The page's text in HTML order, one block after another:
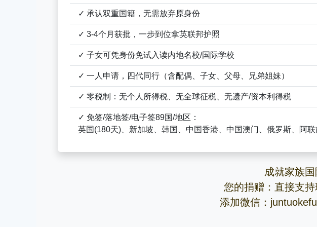
✓ 承认双重国籍，无需放弃原身份
✓ 3-4个月获批，一步到位拿英联邦护照
✓ 子女可凭身份免试入读内地名校/国际学校
✓ 一人申请，四代同行（含配偶、子女、父母、兄弟姐妹）
✓ 零税制：无个人所得税、无全球征税、无遗产/资本利得税
✓ 免签/落地签/电子签89国/地区：
英国(180天)、新加坡、韩国、中国香港、中国澳门、俄罗斯、阿
成就家族
您的捐赠：直接支
添加微信：